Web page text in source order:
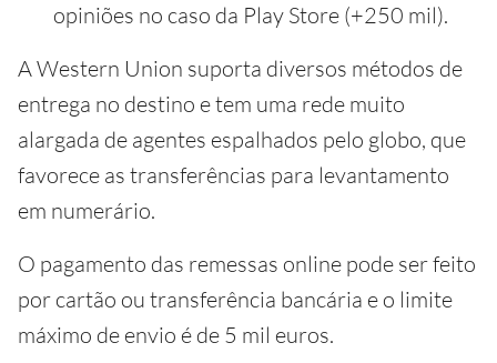
opiniões no caso da Play Store (+250 mil).
A Western Union suporta diversos métodos de
entrega no destino e tem uma rede muito
alargada de agentes espalhados pelo globo, que
favorece as transferências para levantamento
em numerário.
O pagamento das remessas online pode ser feito
por cartão ou transferência bancária e o limite
máximo de envio é de 5 mil euros.